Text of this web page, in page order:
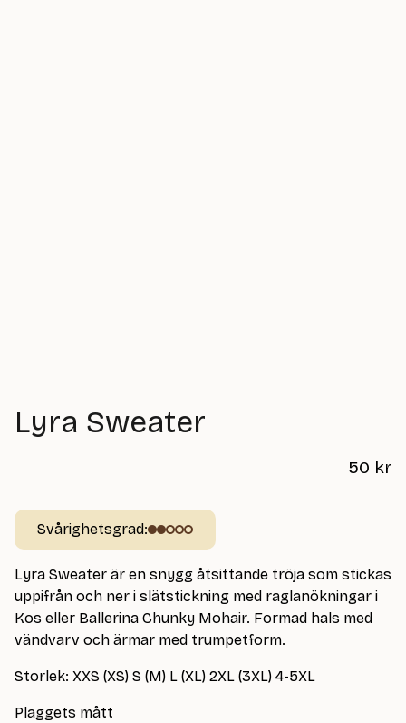
Lyra Sweater
50 kr
Svårighetsgrad:
Lyra Sweater är en snygg åtsittande tröja som stickas
uppifrån och ner i slätstickning med raglanökningar i
Kos eller Ballerina Chunky Mohair. Formad hals med
vändvarv och ärmar med trumpetform.
Storlek: XXS (XS) S (M) L (XL) 2XL (3XL) 4-5XL
Plaggets mått